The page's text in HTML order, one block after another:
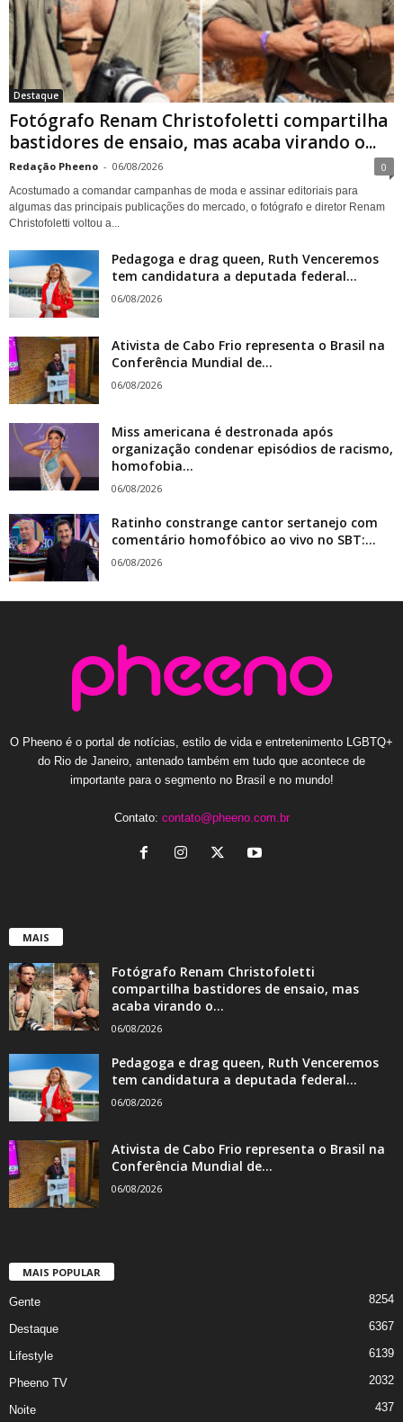
Destaque
Fotógrafo Renam Christofoletti compartilha
bastidores de ensaio, mas acaba virando o...
Redação Pheeno - 06/08/2026 0
Acostumado a comandar campanhas de moda e assinar editoriais para
algumas das principais publicações do mercado, o fotógrafo e diretor Renam
Christofoletti voltou a...
Pedagoga e drag queen, Ruth Venceremos
tem candidatura a deputada federal...
06/08/2026
Ativista de Cabo Frio representa o Brasil na
Conferência Mundial de...
06/08/2026
Miss americana é destronada após
organização condenar episódios de racismo,
homofobia...
06/08/2026
Ratinho constrange cantor sertanejo com
comentário homofóbico ao vivo no SBT:...
06/08/2026
O Pheeno é o portal de notícias, estilo de vida e entretenimento LGBTQ+
do Rio de Janeiro, antenado também em tudo que acontece de
importante para o segmento no Brasil e no mundo!
Contato: contato@pheeno.com.br
MAIS
Fotógrafo Renam Christofoletti
compartilha bastidores de ensaio, mas
acaba virando o...
06/08/2026
Pedagoga e drag queen, Ruth Venceremos
tem candidatura a deputada federal...
06/08/2026
Ativista de Cabo Frio representa o Brasil na
Conferência Mundial de...
06/08/2026
MAIS POPULAR
Gente 8254
Destaque 6367
Lifestyle 6139
Pheeno TV 2032
Noite 437